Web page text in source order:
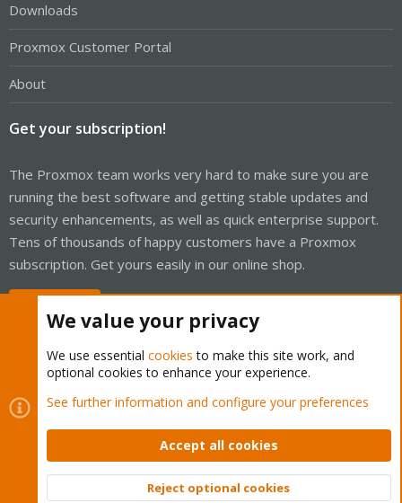
Downloads
Proxmox Customer Portal
About
Get your subscription!
The Proxmox team works very hard to make sure you are
running the best software and getting stable updates and
security enhancements, as well as quick enterprise support.
Tens of thousands of happy customers have a Proxmox
subscription. Get yours easily in our online shop.
Cookies
Proxmox Support Forum - Light Mode
Contact us
Terms and rules Privacy policy Help Home
Community platform by XenForo © 2010-2026 XenForo Ltd.
We value your privacy
We use essential cookies to make this site work, and
optional cookies to enhance your experience.
See further information and configure your preferences
Accept all cookies
Reject optional cookies